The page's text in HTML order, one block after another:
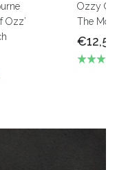
Ozz’
Ozzy
The
€12,50